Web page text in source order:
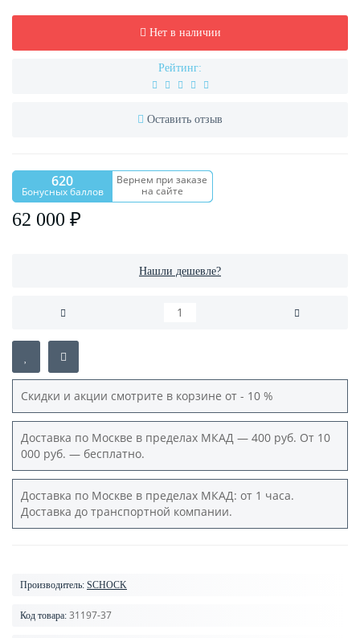
Нет в наличии
Рейтинг:
Оставить отзыв
620
Бонусных баллов
Вернем при заказе
на сайте
62 000 ₽
Нашли дешевле?
Скидки и акции смотрите в корзине от - 10 %
Доставка по Москве в пределах МКАД — 400 руб. От 10
000 руб. — бесплатно.
Доставка по Москве в пределах МКАД: от 1 часа.
Доставка до транспортной компании.
Производитель: SCHOCK
Код товара: 31197-37